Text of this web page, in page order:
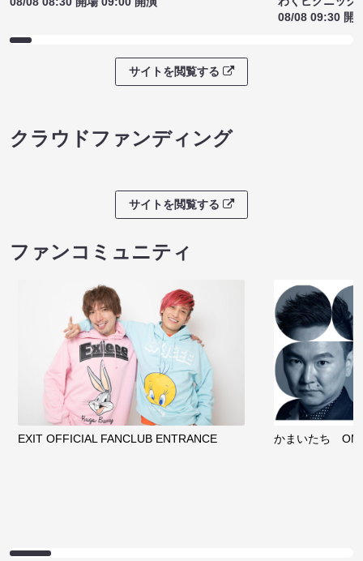
08/08 09:30 開
サイトを閲覧する
クラウドファンディング
サイトを閲覧する
ファンコミュニティ
EXIT OFFICIAL FANCLUB ENTRANCE かまいたち